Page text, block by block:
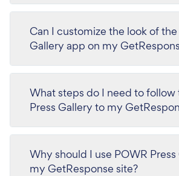
Can I customize the look of the
Gallery app on my
What steps do I need to follow
Press Gallery to my
Why should I use POWR
my GetResponse site?